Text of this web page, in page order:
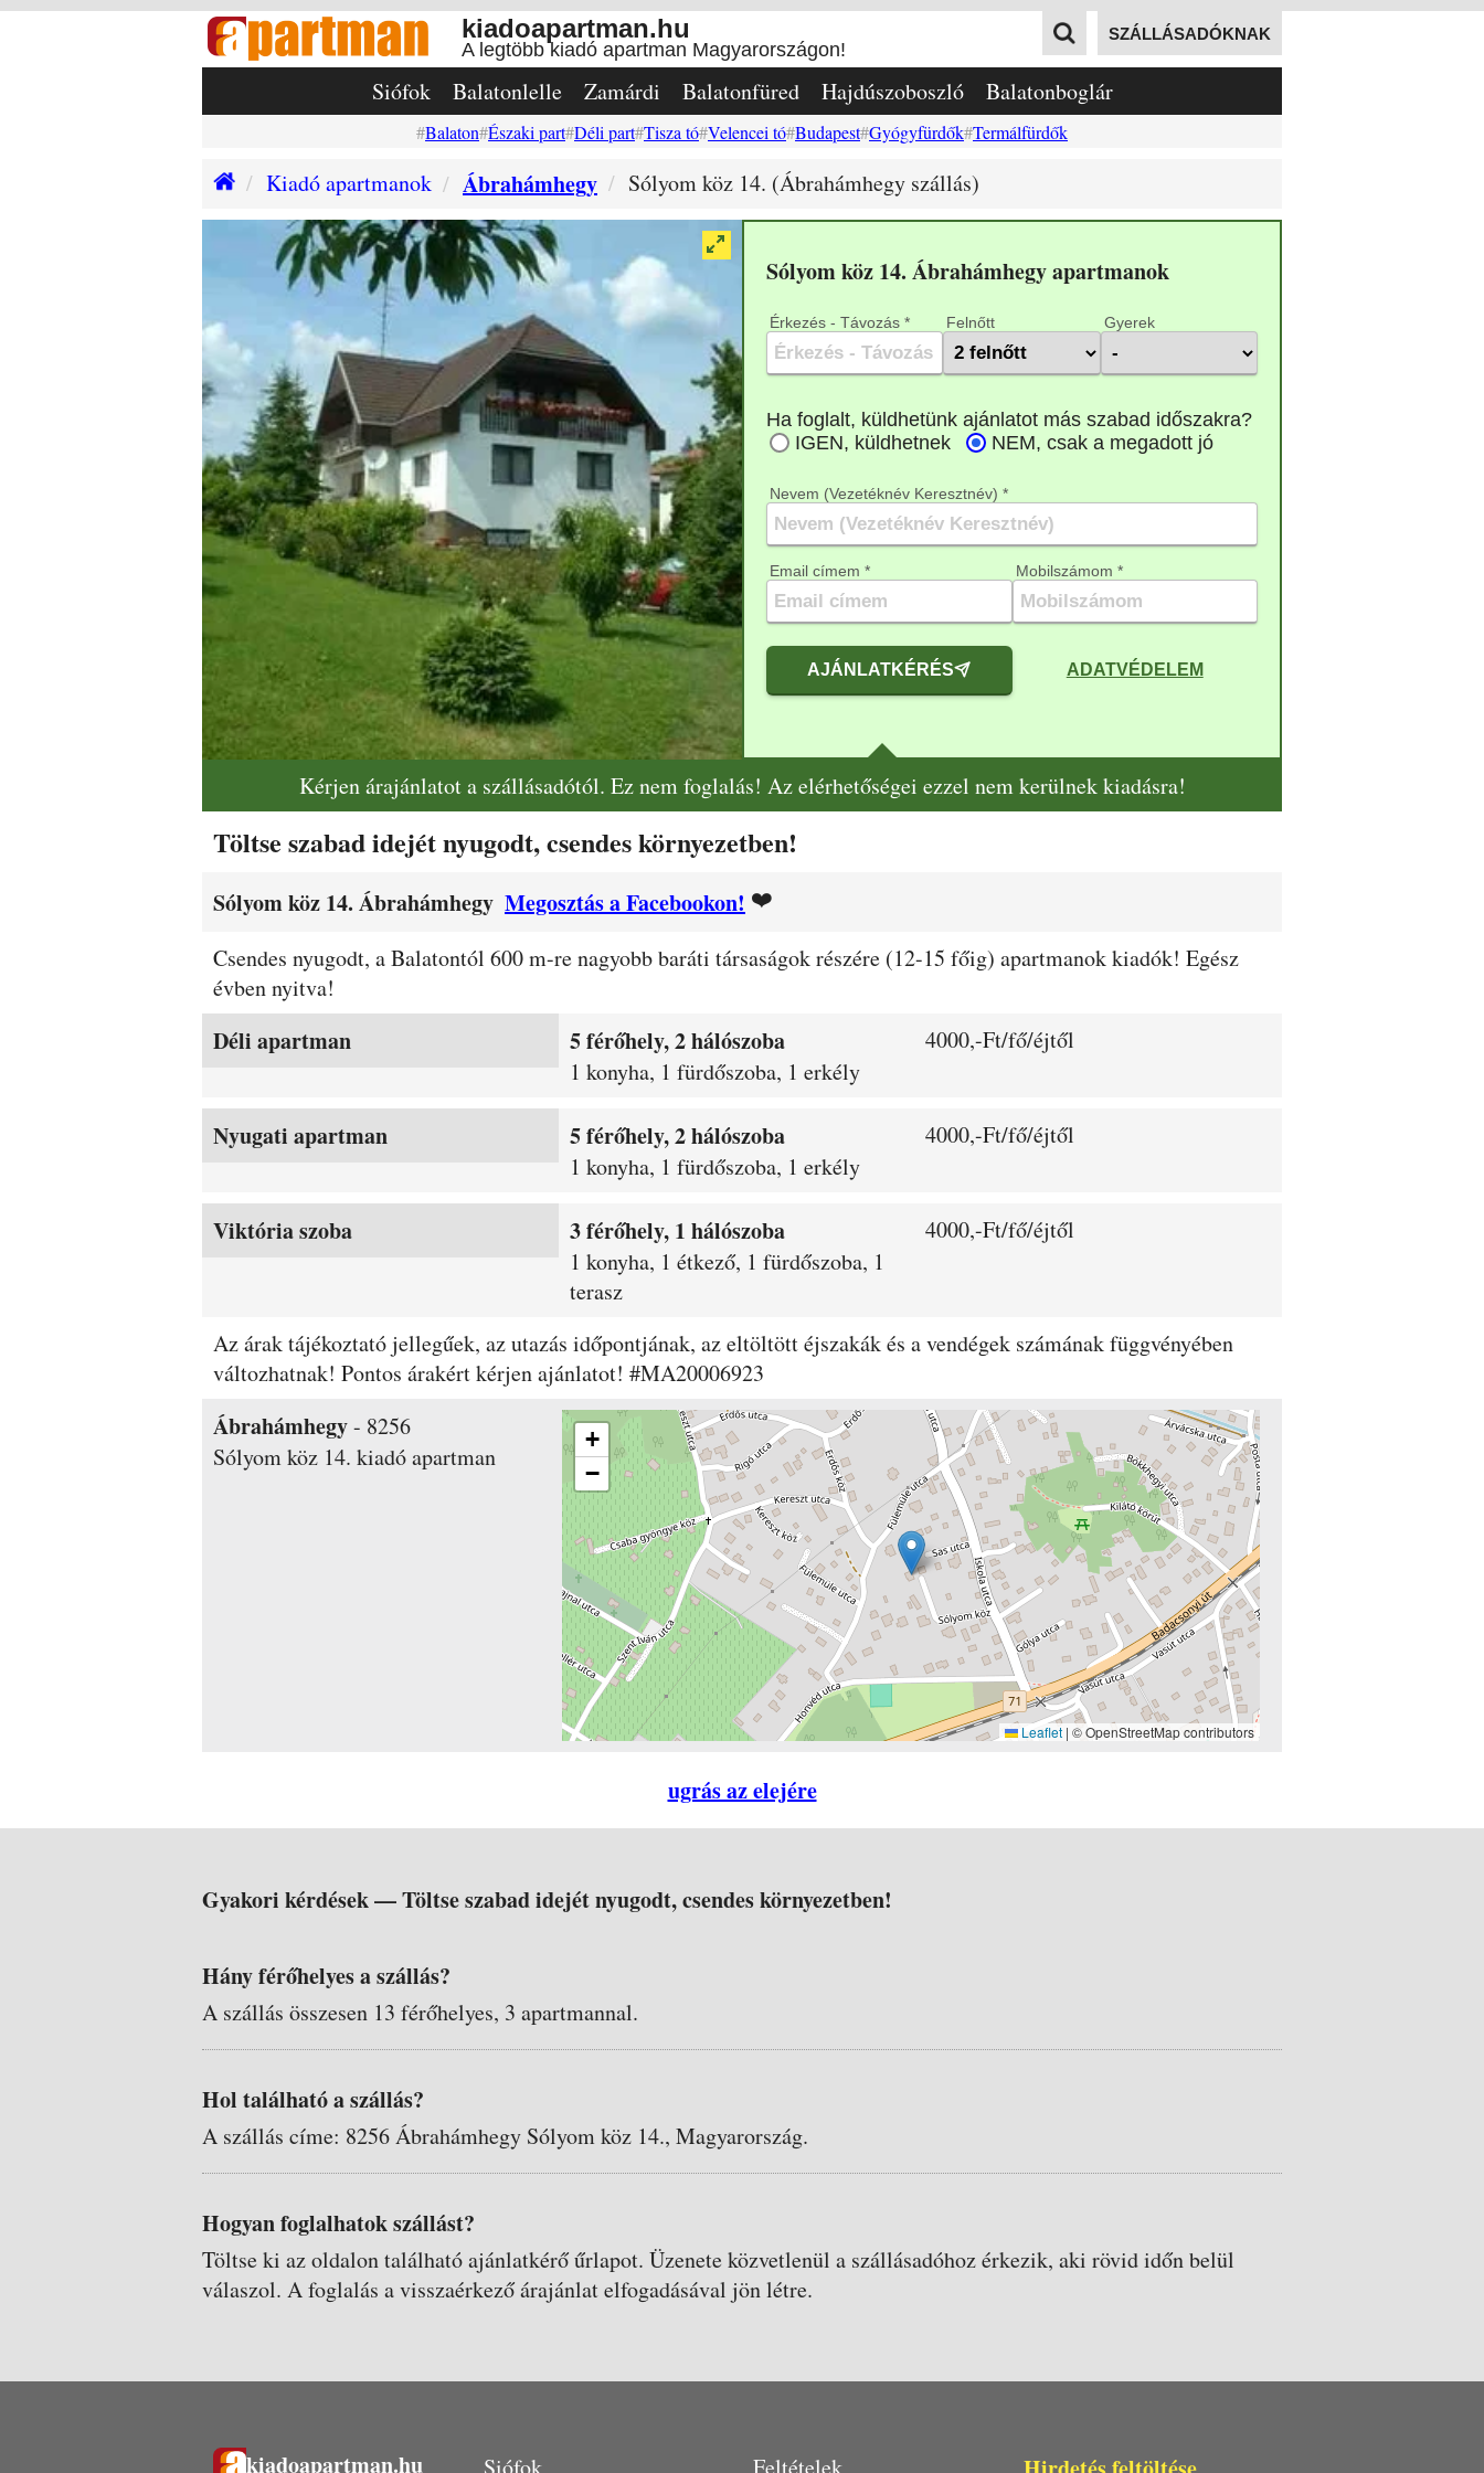
kiadoapartman.hu
A legtöbb kiadó apartman Magyarországon!
SZÁLLÁSADÓKNAK
Siófok Balatonlelle Zamárdi Balatonfüred Hajdúszoboszló Balatonboglár
Balaton Északi part Déli part Tisza tó Velencei tó Budapest Gyógyfürdők Termálfürdők
Kiadó apartmanok Ábrahámhegy Sólyom köz 14. (Ábrahámhegy szállás)
Kérjen árajánlatot a szállásadótól. Ez nem foglalás! Az elérhetőségei ezzel nem kerülnek kiadásra!
Sólyom köz 14. Ábrahámhegy apartmanok
Érkezés - Távozás * Felnőtt Gyerek
Nevem (Vezetéknév Keresztnév) *
Email címem * Mobilszámom *
AJÁNLATKÉRÉS ADATVÉDELEM
Töltse szabad idejét nyugodt, csendes környezetben!
Sólyom köz 14. Ábrahámhegy Megosztás a Facebookon! ❤️
Leírás
Csendes nyugodt, a Balatontól 600 m-re nagyobb baráti társaságok részére (12-15 főig) apartmanok kiadók! Egész
évben nyitva!
Szobák és árak
Déli apartman 5 férőhely, 2 hálószoba
1 konyha, 1 fürdőszoba, 1 erkély
4000,-Ft/fő/éjtől
Nyugati apartman 5 férőhely, 2 hálószoba
1 konyha, 1 fürdőszoba, 1 erkély
4000,-Ft/fő/éjtől
Viktória szoba 3 férőhely, 1 hálószoba
1 konyha, 1 étkező, 1 fürdőszoba, 1
terasz
4000,-Ft/fő/éjtől
Az árak tájékoztató jellegűek, az utazás időpontjának, az eltöltött éjszakák és a vendégek számának függvényében
változhatnak! Pontos árakért kérjen ajánlatot! #MA20006923
Ábrahámhegy- 8256
Sólyom köz 14. kiadó apartman
+
−
Leaflet | © OpenStreetMap contributors
ugrás az elejére
Gyakori kérdések —Töltse szabad idejét nyugodt, csendes környezetben!
Hány férőhelyes a szállás?
A szállás összesen 13 férőhelyes, 3 apartmannal.
Hol található a szállás?
A szállás címe: 8256 Ábrahámhegy Sólyom köz 14., Magyarország.
Hogyan foglalhatok szállást?
Töltse ki az oldalon található ajánlatkérő űrlapot. Üzenete közvetlenül a szállásadóhoz érkezik, aki rövid időn belül
válaszol. A foglalás a visszaérkező árajánlat elfogadásával jön létre.
kiadoapartman.hu Siófok Feltételek